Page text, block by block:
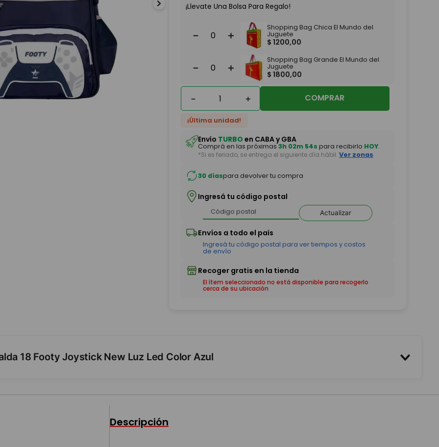
¡Llevate Una Bolsa Para Regalo!
＋
－
Shopping Bag Chica El Mundo del
Juguete
$ 1200,00
＋
－
Shopping Bag Grande El Mundo del
Juguete
$ 1800,00
＋
－ COMPRAR
¡Última unidad!
Envío TURBO en CABA y GBA
Comprá en las próximas3h 02m 53spara recibirlo HOY.
*Si es feriado, se entrega el siguiente día hábil. Ver zonas
30 díaspara devolver tu compra
Ingresá tu código postal
Actualizar
El ítem seleccionado no está disponible para recogerlo
cerca de su ubicación
18 Footy Joystick New Luz Led Color Azul
Descripción